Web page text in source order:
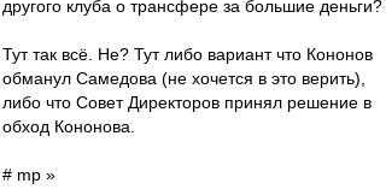
другого клуба о трансфере за большие деньги?
Тут так всё. Не? Тут либо вариант что Кононов
обманул Самедова (не хочется в это верить),
либо что Совет Директоров принял решение в
обход Кононова.
# mp »